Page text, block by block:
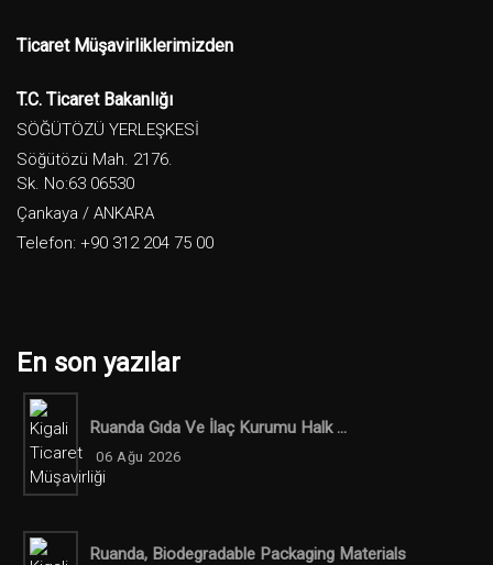
Ticaret Müşavirliklerimizden
T.C. Ticaret Bakanlığı
SÖĞÜTÖZÜ YERLEŞKESİ
Söğütözü Mah. 2176.
Sk. No:63 06530
Çankaya / ANKARA
Telefon: +90 312 204 75 00
En son yazılar
Ruanda Gıda Ve İlaç Kurumu Halk ...
06 Ağu 2026
Ruanda, Biodegradable Packaging Materials